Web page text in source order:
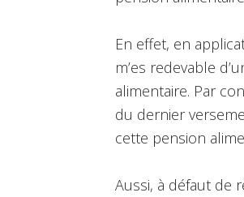
En effet, en
m’es redevable
alimentaire. Par
du dernier
cette pension
Aussi, à défaut de